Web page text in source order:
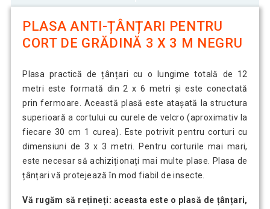
PLASA ANTI-ȚÂNȚARI PENTRU
CORT DE GRĂDINĂ 3 X 3 M NEGRU
Plasa practică de țânțari cu o lungime totală de 12
metri este formată din 2 x 6 metri și este conectată
prin fermoare. Această plasă este atașată la structura
superioară a cortului cu curele de velcro (aproximativ la
fiecare 30 cm 1 curea). Este potrivit pentru corturi cu
dimensiuni de 3 x 3 metri. Pentru corturile mai mari,
este necesar să achiziționați mai multe plase. Plasa de
țânțari vă protejează în mod fiabil de insecte.
Vă rugăm să rețineți: aceasta este o plasă de țânțari,